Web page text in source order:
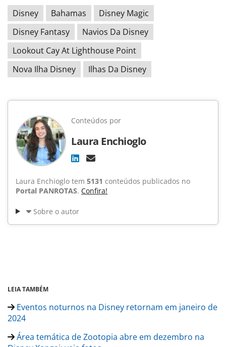
Disney Bahamas
Disney Magic
Disney Fantasy
Navios Da Disney
Lookout Cay At Lighthouse Point
Nova Ilha Disney
Ilhas Da Disney
Conteúdos por
Laura Enchioglo
Laura Enchioglo tem 5131 conteúdos publicados no
Portal PANROTAS. Confira!
Sobre o autor
LEIA TAMBÉM
Eventos noturnos na Disney retornam em janeiro de
2024
Área temática de Zootopia abre em dezembro na